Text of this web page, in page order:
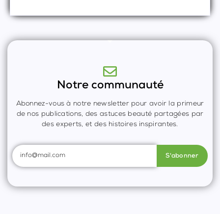
Notre communauté
Abonnez-vous à notre newsletter pour avoir la primeur
de nos publications, des astuces beauté partagées par
des experts, et des histoires inspirantes.
S'abonner